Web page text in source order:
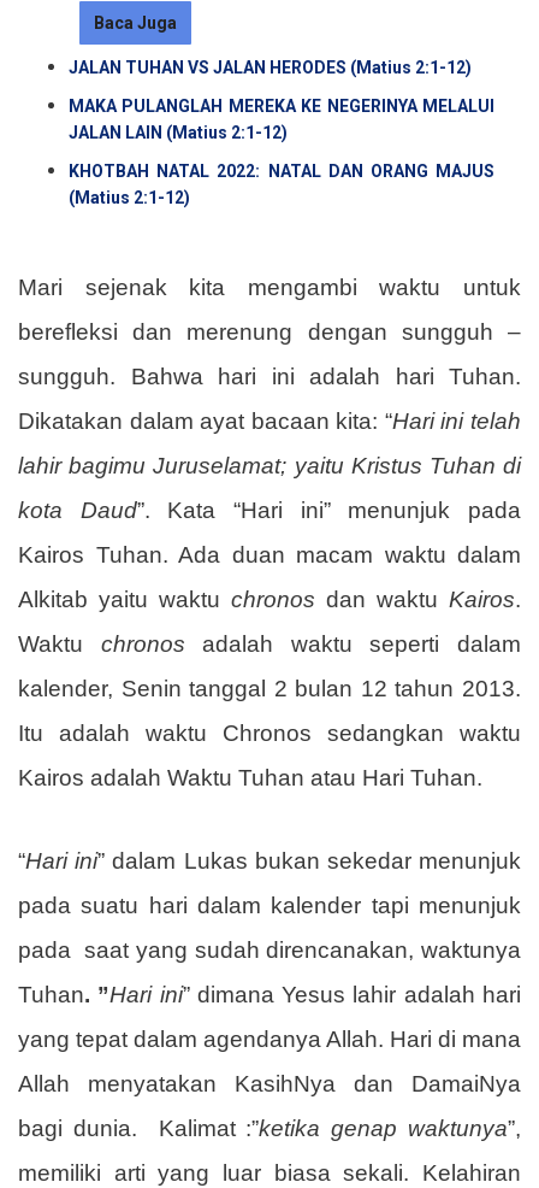
Baca Juga
JALAN TUHAN VS JALAN HERODES (Matius 2:1-12)
MAKA PULANGLAH MEREKA KE NEGERINYA MELALUI
JALAN LAIN (Matius 2:1-12)
KHOTBAH NATAL 2022: NATAL DAN ORANG MAJUS
(Matius 2:1-12)
Mari sejenak kita mengambi waktu untuk
berefleksi dan merenung dengan sungguh –
sungguh. Bahwa hari ini adalah hari Tuhan.
Dikatakan dalam ayat bacaan kita: “Hari ini telah
lahir bagimu Juruselamat; yaitu Kristus Tuhan di
kota Daud”. Kata “Hari ini” menunjuk pada
Kairos Tuhan. Ada duan macam waktu dalam
Alkitab yaitu waktu chronos dan waktu Kairos.
Waktu chronos adalah waktu seperti dalam
kalender, Senin tanggal 2 bulan 12 tahun 2013.
Itu adalah waktu Chronos sedangkan waktu
Kairos adalah Waktu Tuhan atau Hari Tuhan.
“Hari ini” dalam Lukas bukan sekedar menunjuk
pada suatu hari dalam kalender tapi menunjuk
pada saat yang sudah direncanakan, waktunya
Tuhan. ”Hari ini” dimana Yesus lahir adalah hari
yang tepat dalam agendanya Allah. Hari di mana
Allah menyatakan KasihNya dan DamaiNya
bagi dunia.
Kalimat :”ketika genap waktunya”,
memiliki arti yang luar biasa sekali. Kelahiran